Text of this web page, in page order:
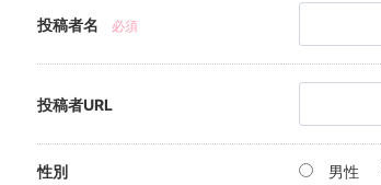
投稿者名 必須
投稿者URL
性別 男性